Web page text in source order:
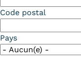
Code postal
Pays